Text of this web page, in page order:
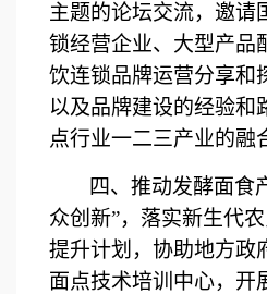
主题的论坛交流， 邀请
锁经营企业、大型产品
饮连锁品牌运营分享和
以及品牌建设的经验和
点行业一二三产业的融
四、 推动发酵面食
众创新”，落实新生代
提升计划 ，协助地方政
面点技术培训中心，开